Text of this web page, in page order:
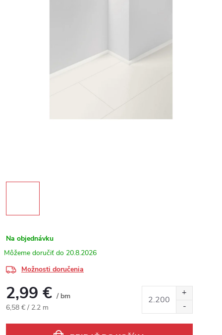
Na objednávku
20.8.2026
Možnosti doručenia
2,99 € / bm
Jednotková cena:
6,58 € / 2.2 m